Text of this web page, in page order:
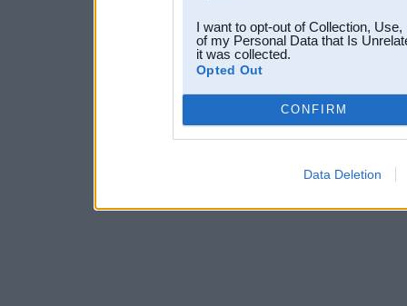
I want to opt-out of Collection,
of my Personal Data that Is
it was collected.
Opted Out
CONFIRM
Data Deletion